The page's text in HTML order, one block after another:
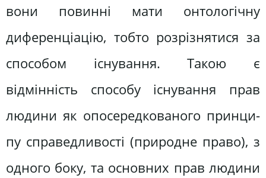
вони повинні мати онто­логічну
диференціацію, тобто розріз­нятися за
способом існування. Такою є
відмінність способу існування прав
людини як опосередкованого принци­
пу справедливості (природне право), з
одного боку, та основних прав людини